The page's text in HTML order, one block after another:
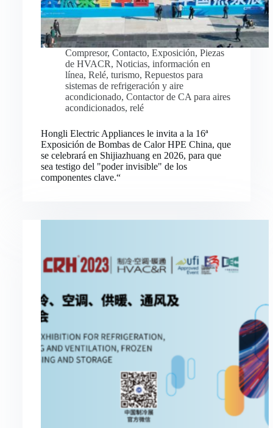
Compresor, Contacto, Exposición, Piezas
de HVACR, Noticias, información en
línea, Relé, turismo, Repuestos para
sistemas de refrigeración y aire
acondicionado, Contactor de CA para aires
acondicionados, relé
Hongli Electric Appliances le invita a la 16ª
Exposición de Bombas de Calor HPE China, que
se celebrará en Shijiazhuang en 2026, para que
sea testigo del "poder invisible" de los
componentes clave.“